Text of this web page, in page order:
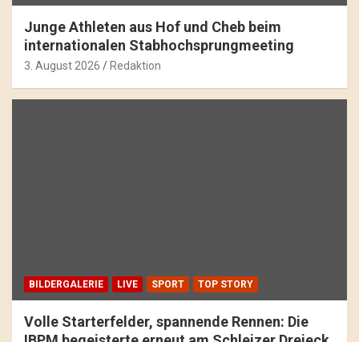
Junge Athleten aus Hof und Cheb beim
internationalen Stabhochsprungmeeting
3. August 2026 Redaktion
BILDERGALERIE LIVE SPORT TOP STORY
Volle Starterfelder, spannende Rennen: Die